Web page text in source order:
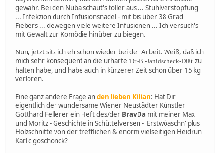
gewahr. Bei den Nuba schaut's toller aus ... Stuhlverstopfung
... Infekzion durch Infusionsnadel - mit bis über 38 Grad
Fiebers ... dewegen viele weitere Infusionen ... Ich versuch's
mit Gewalt zur Komödie hinüber zu biegen.
Nun, jetzt sitz ich eh schon wieder bei der Arbeit. Weiß, daß ich
mich sehr konsequent an die urharte 'Dr.-B.-Janidscheck-Diät' zu
halten habe, und habe auch in kürzerer Zeit schon über 15 kg
verloren.
Eine ganz andere Frage anden lieben Kilian: Hat Dir
eigentlich der wundersame Wiener Neustädter Künstler
Gotthard Fellerer ein Heft des/der BravDa mit meiner Max
und Moritz - Geschichte in Schüttelversen - 'Erstwöaschn' plus
Holzschnitte von der trefflichen & enorm vielseitigen Heidrun
Karlic goschonck?